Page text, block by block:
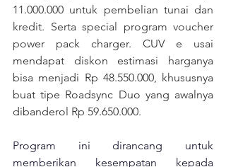
11.000.000 untuk pembelian tunai dan
kredit. Serta special program voucher
power pack charger. CUV e usai
mendapat diskon estimasi harganya
bisa menjadi Rp 48.550.000, khususnya
buat tipe Roadsync Duo yang awalnya
dibanderol Rp 59.650.000.
Program ini dirancang untuk
memberikan kesempatan kepada